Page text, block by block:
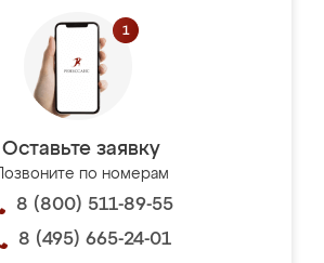
Оставьте заявку
Позвоните по номерам
8 (800) 511-89-55
8 (495) 665-24-01